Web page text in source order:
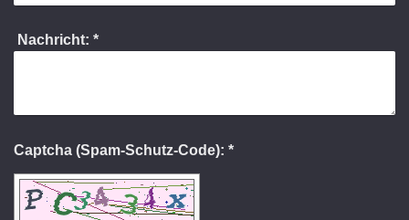
Nachricht: *
Captcha (Spam-Schutz-Code): *